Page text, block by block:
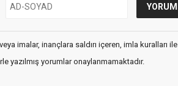
imalar, inançlara saldırı içeren, imla kuralları ile
yazılmış yorumlar onaylanmamaktadır.